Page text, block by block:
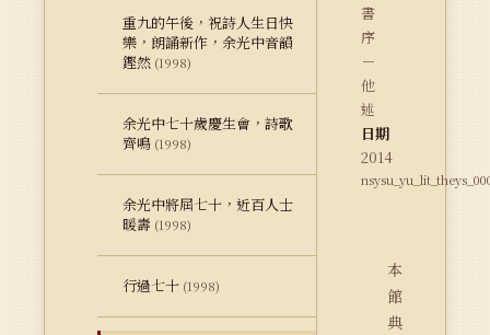
重九的午後，祝詩人生日快
樂，朗誦新作，余光中音韻
鏗然 (1998)
余光中七十歲慶生會，詩歌
齊鳴 (1998)
余光中將屆七十，近百人士
暖壽 (1998)
行過七十 (1998)
書
序
－
他
述
日期
2014
本
館
典